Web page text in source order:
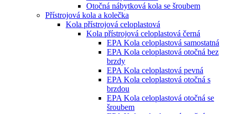
Otočná nábytková kola se šroubem
Přístrojová kola a kolečka
Kola přístrojová celoplastová
Kola přístrojová celoplastová černá
EPA Kola celoplastová samostatná
EPA Kola celoplastová otočná bez
brzdy
EPA Kola celoplastová pevná
EPA Kola celoplastová otočná s
brzdou
EPA Kola celoplastová otočná se
šroubem